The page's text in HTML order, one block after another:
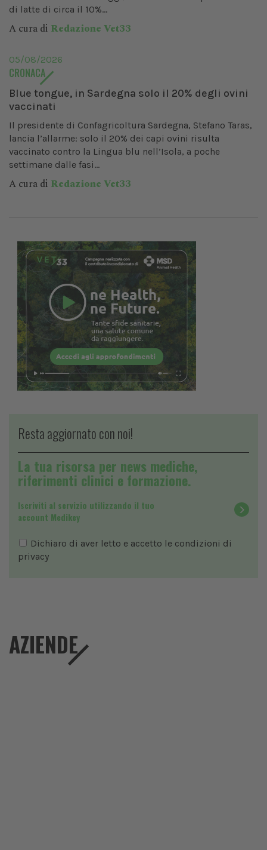
di latte di circa il 10%...
A cura di Redazione Vet33
05/08/2026
CRONACA
Blue tongue, in Sardegna solo il 20% degli ovini
vaccinati
Il presidente di Confagricoltura Sardegna, Stefano Taras,
lancia l’allarme: solo il 20% dei capi ovini risulta
vaccinato contro la Lingua blu nell’Isola, a poche
settimane dalle fasi...
A cura di Redazione Vet33
Resta aggiornato con noi!
La tua risorsa per news mediche,
riferimenti clinici e formazione.
Iscriviti al servizio utilizzando il tuo
account Medikey
Dichiaro di aver letto e accetto le condizioni di
privacy
AZIENDE